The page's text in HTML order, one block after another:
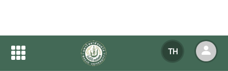
TH
ปฏิทินกิจกรรมของหน่วยงาน
ปฏิทินกิจกรรมของหน่วยงาน